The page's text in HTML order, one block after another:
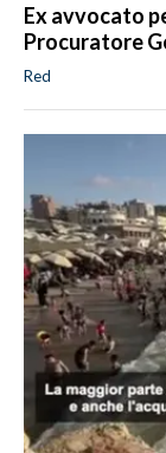
Ex avvocato
Procuratore
Red